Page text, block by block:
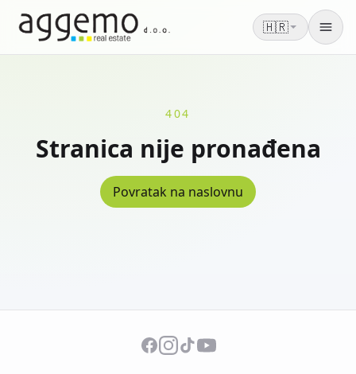
🇭🇷
404
Stranica nije pronađena
Povratak na naslovnu